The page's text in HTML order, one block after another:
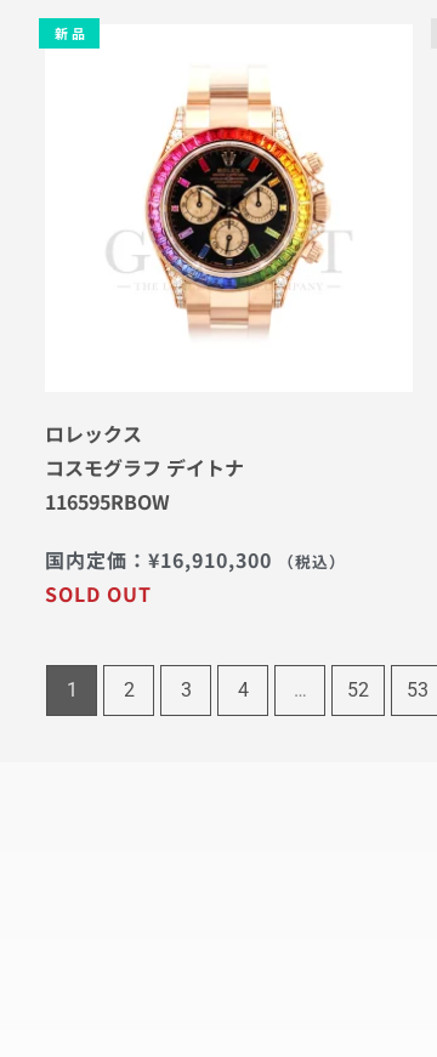
新 品
ロレックス
コスモグラフ デイトナ
116595RBOW
国内定価： ¥16,910,300 （税込）
SOLD OUT
1 2 3 4 … 52 53